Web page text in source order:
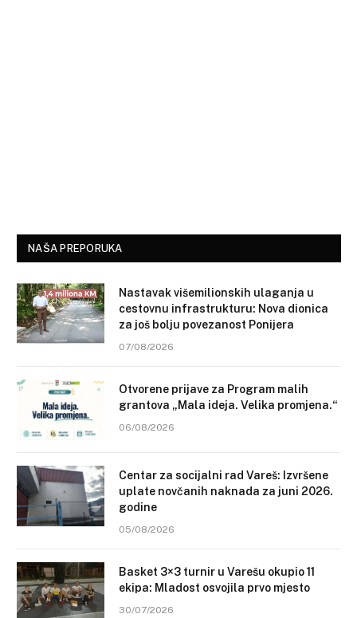
NAŠA PREPORUKA
Nastavak višemilionskih ulaganja u
cestovnu infrastrukturu: Nova dionica
za još bolju povezanost Ponijera
07/08/2026
Otvorene prijave za Program malih
grantova „Mala ideja. Velika promjena.“
06/08/2026
Centar za socijalni rad Vareš: Izvršene
uplate novčanih naknada za juni 2026.
godine
05/08/2026
Basket 3×3 turnir u Varešu okupio 11
ekipa: Mladost osvojila prvo mjesto
30/07/2026